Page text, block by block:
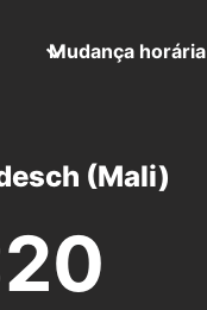
Mudança horária
(Mali)